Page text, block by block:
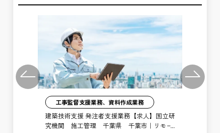
Previous
工事監督支援業務、資料作成業務
建築技術支援 発注者支援業務【求人】国立研
究機関 施工管理 千葉県 千葉市｜リモー
Next